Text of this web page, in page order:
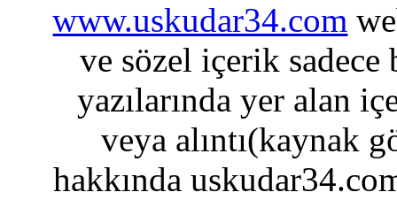
www.uskudar34.com
ve sözel içerik sadece
yazılarında yer alan
veya alıntı(kaynak
hakkında